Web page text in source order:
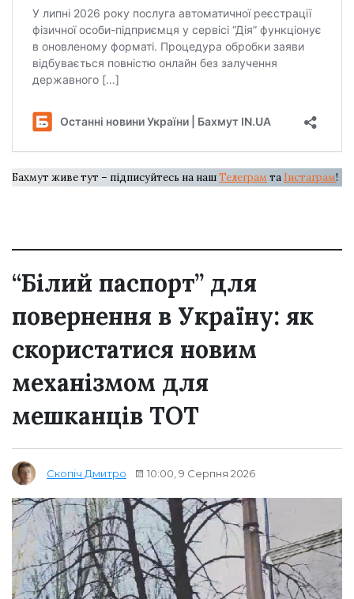
Бахмут живе тут – підписуйтесь на нашТелеграм та Інстаграм!
“Білий паспорт” для
повернення в Україну: як
скористатися новим
механізмом для
мешканців ТОТ
Скопіч Дмитро 10:00, 9 Серпня 2026